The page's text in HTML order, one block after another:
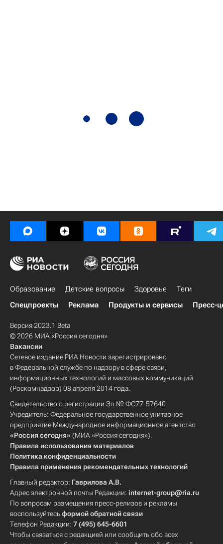
Образование Детские вопросы Здоровье
Теги
Спецпроекты
Реклама Продукты и сервисы Пресс-
Версия 2023.1 Beta
© 2026 МИА «Россия сегодня»
Вакансии
Сетевое издание РИА Новости зарегистрировано
в Федеральной службе по надзору в сфере связи,
информационных технологий и массовых коммуникаций
(Роскомнадзор) 08 апреля 2014 года.
Свидетельство о регистрации Эл № ФС77-57640
Учредитель: Федеральное государственное унитарное
предприятие Международное информационное агентство
«Россия сегодня» (МИА «Россия сегодня»).
Правила использования материалов
Политика конфиденциальности
Правила применения рекомендательных технологий
Главный редактор: Гаврилова А.В.
Адрес электронной почты Редакции: internet-group@ria.ru
По вопросам размещения пресс-релизов и рекламы
воспользуйтесьформой обратной связи
Телефон Редакции: 7 (495) 645-6601
Чтобы связаться с редакцией или сообщить обо всех